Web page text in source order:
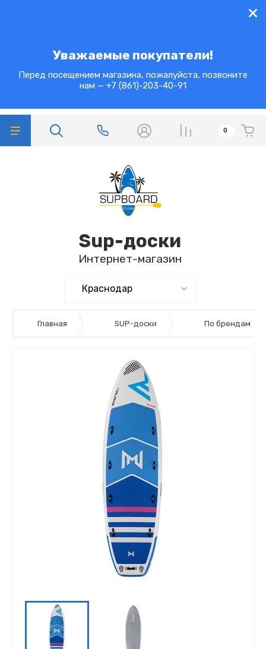
Уважаемые покупатели!
Перед посещением магазина, пожалуйста, позвоните
нам — +7 (861)-203-40-91
Sup-доски
Интернет-магазин
0
Главная SUP-доски По брендам